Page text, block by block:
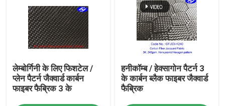
लेम्बोर्गिनी के लिए फिशटेल /
प्लेन पैटर्न जैक्वार्ड कार्बन
फाइबर फैब्रिक 3 के
हनीकॉम्ब / हेक्सागोन पैटर्न 3
के कार्बन ब्लैक फाइबर जैक्वार्ड
फैब्रिक